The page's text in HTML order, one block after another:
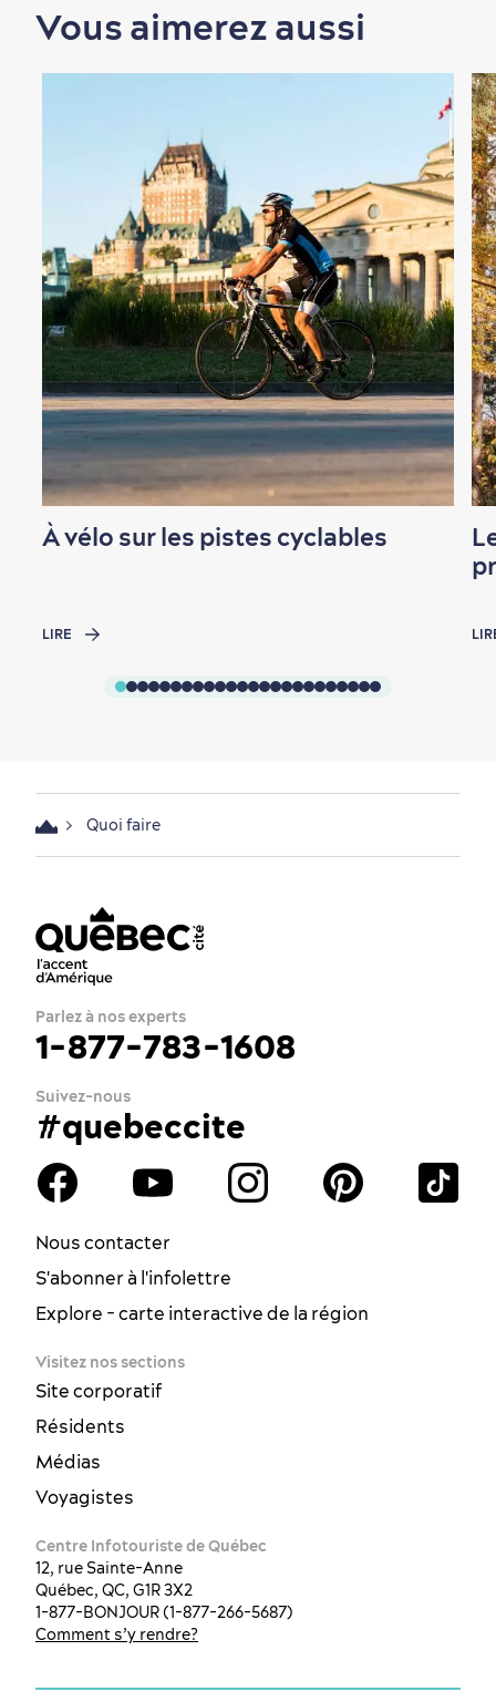
Vous aimerez aussi
À vélo sur les pistes cyclables
LIRE
Quoi faire
Parlez à nos experts
1-877-783-1608
Suivez-nous
#quebeccite
Nous contacter
S'abonner à l'infolettre
Explore - carte interactive de la région
Visitez nos sections
Site corporatif
Résidents
Médias
Voyagistes
Centre Infotouriste de Québec
12, rue Sainte-Anne
Québec, QC, G1R 3X2
1-877-BONJOUR (1-877-266-5687)
Comment s’y rendre?